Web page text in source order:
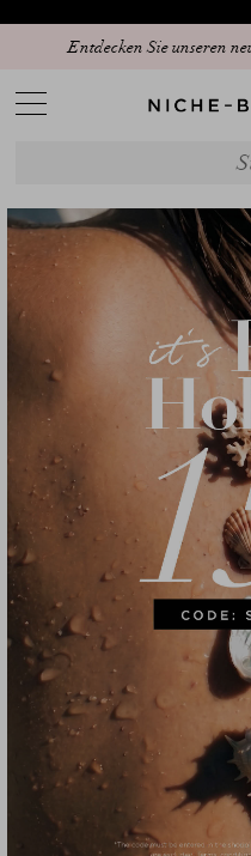
Entdecken Sie unseren